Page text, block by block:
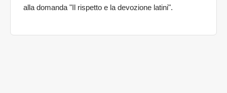
alla domanda "Il rispetto e la devozione latini".